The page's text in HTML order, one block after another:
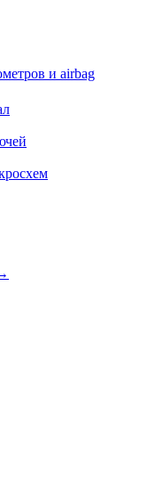
и airbag